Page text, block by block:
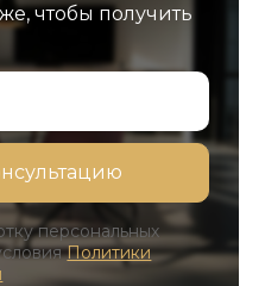
чтобы получить
персональных
Политики